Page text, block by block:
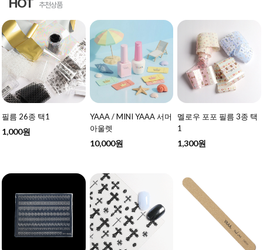
HOT 추천상품
필름 26종 택1
1,000원
YAAA / MINI YAAA 서머
아울렛
10,000원
멜로우 포포 필름 3종 택
1
1,300원